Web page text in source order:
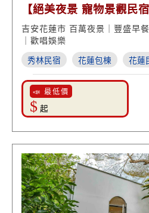
【絕美夜景 寵物景觀民
早餐】
吉安花蓮市 百萬夜景｜豐盛早
｜歡唱娛樂
秀林民宿 花蓮包棟 花蓮
📣 最低價
$ 起